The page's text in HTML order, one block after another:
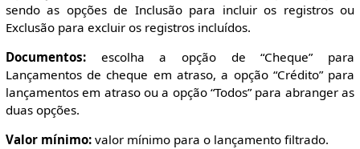
sendo as opções de Inclusão para incluir os registros ou
Exclusão para excluir os registros incluídos.
Documentos:escolha a opção de “Cheque” para
Lançamentos de cheque em atraso, a opção “Crédito” para
lançamentos em atraso ou a opção “Todos” para abranger as
duas opções.
Valor mínimo:valor mínimo para o lançamento filtrado.